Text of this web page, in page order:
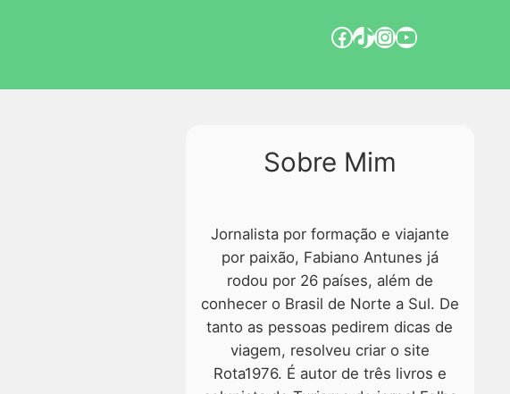
Sobre Mim
Jornalista por formação e viajante
por paixão, Fabiano Antunes já
rodou por 26 países, além de
conhecer o Brasil de Norte a Sul. De
tanto as pessoas pedirem dicas de
viagem, resolveu criar o site
Rota1976. É autor de três livros e